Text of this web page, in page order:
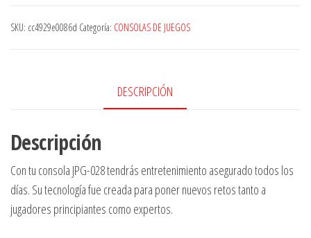
To
SKU: cc4929e0086d Categoría: CONSOLAS DE JUEGOS
DESCRIPCIÓN
Descripción
Con tu consola JPG-028 tendrás entretenimiento asegurado todos los
días. Su tecnología fue creada para poner nuevos retos tanto a
jugadores principiantes como expertos.